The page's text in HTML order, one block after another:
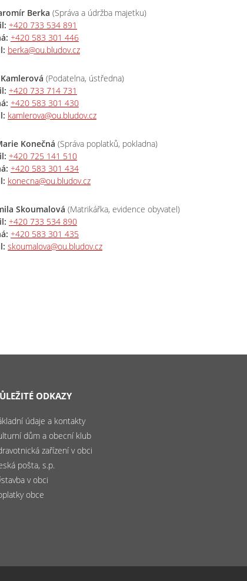
Berka (Správa a údržba majetku)
+420 733 534 891
+420 583 301 446
berka@ou.bludov.cz
Kamlerová (Podatelna, ústředna)
+420 733 714 731
+420 583 301 430
kamlerova@ou.bludov.cz
Konečná (Správa poplatků, pokladna)
+420 725 141 510
+420 583 301 434
konecna@ou.bludov.cz
Skoumalová (Matrikářka, evidence obyvatel)
+420 733 534 890
+420 583 301 435
skoumalova@ou.bludov.cz
ODKAZY
údaje a kontakty
dům a obecní klub
zařízení v obci
pošta, s.p.
v obci
obce